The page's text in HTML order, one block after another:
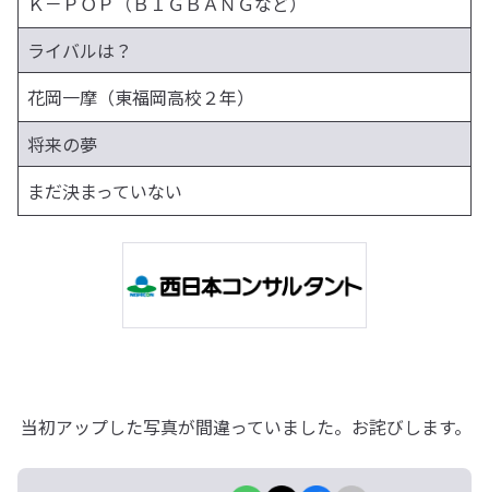
ライバルは？
花岡一摩（東福岡高校２年）
将来の夢
まだ決まっていない
当初アップした写真が間違っていました。お詫びします。